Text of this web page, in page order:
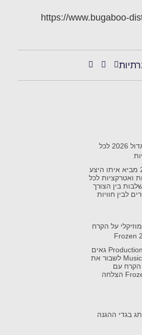
https://www.bugaboo-
כל הפעילויות לחופש הגדול 2026 לכל
החופש הגדול 2026 מביא איתו היצע
ואטרקציות לכל
בין הצורך
לבין חוויות
על הקרח
Production Agenda (Germany) גאים
להציג: Musical Show on Ice לשבור את
הקרח עם
הלהיטים מתוך 1 ו Frozen 2 הצלחה
בגדי ההגנה